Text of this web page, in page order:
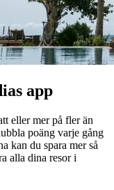
app
eller mer på fler än
poäng varje gång
kan du spara mer så
alla dina resor i